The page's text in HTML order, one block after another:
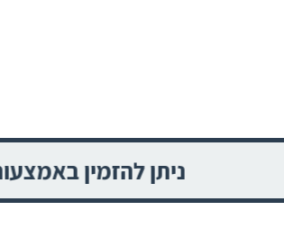
ניתן להזמין באמצעותנו את